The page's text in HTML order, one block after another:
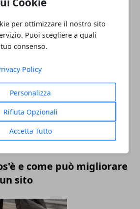
per ottimizzare il nostro sito
Puoi scegliere a quali
consenso.
Policy
Personalizza
Rifiuta Opzionali
Accetta Tutto
blog: consigli per
e come può migliorare
sito